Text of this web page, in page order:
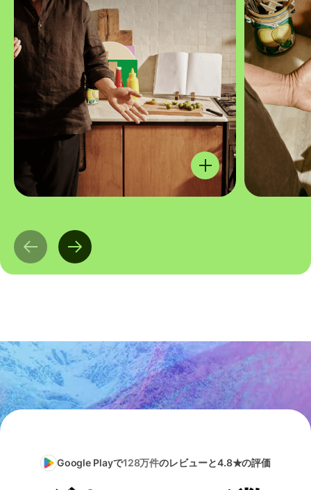
Google Playで128万件のレビューと4.8★の評価